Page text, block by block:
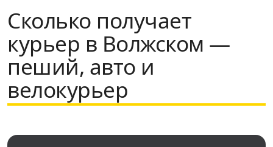
Сколько получает
курьер в Волжском —
пеший, авто и
велокурьер